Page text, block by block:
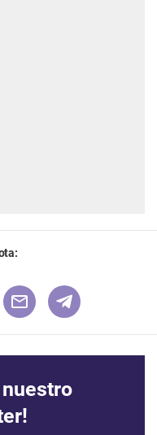
nuestro